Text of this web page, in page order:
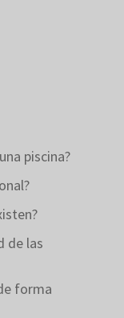
piscina?
de las
forma